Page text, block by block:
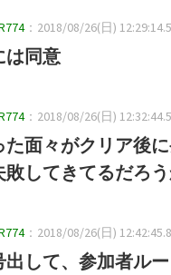
：2018/08/26(日)
は同意
：2018/08/26(日)
面々がクリア後
してきてるだろ
：2018/08/26(日)
出して、参加者ル